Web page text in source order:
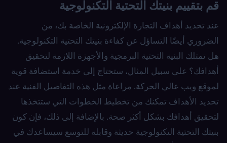
قم بتقييم بنيتك التحتية التكنولوجية
عند تحديد أهداف التجارة الإلكترونية الخاصة بك، من
الضروري أيضًا التساؤل عن كفاءة بنيتك التحتية التكنولوجية.
هل تمتلك البنية التحتية البرمجية والأجهزة اللازمة لتحقيق
أهدافك؟ على سبيل المثال، ستحتاج إلى خدمة استضافة قوية
لموقع ويب عالي الحركة. مراعاة مثل هذه التفاصيل الفنية عند
تحديد الأهداف تمكنك من تخطيط الخطوات التي ستتخذها
لتحقيق أهدافك بشكل أكثر صحة. بالإضافة إلى ذلك، فإن كون
بنيتك التحتية التكنولوجية حديثة وقابلة للتوسع سيساعدك في